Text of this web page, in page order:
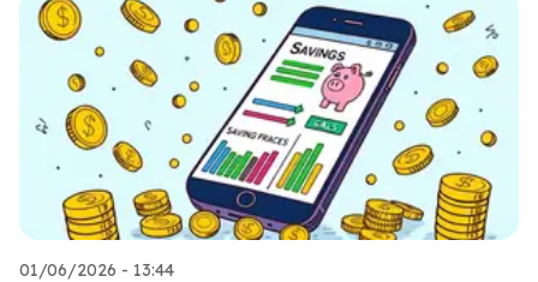
01/06/2026 - 13:44